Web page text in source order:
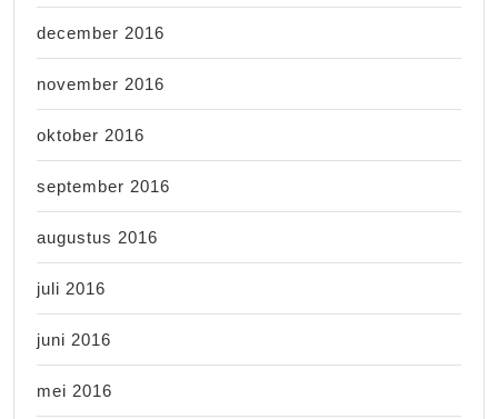
december 2016
november 2016
oktober 2016
september 2016
augustus 2016
juli 2016
juni 2016
mei 2016